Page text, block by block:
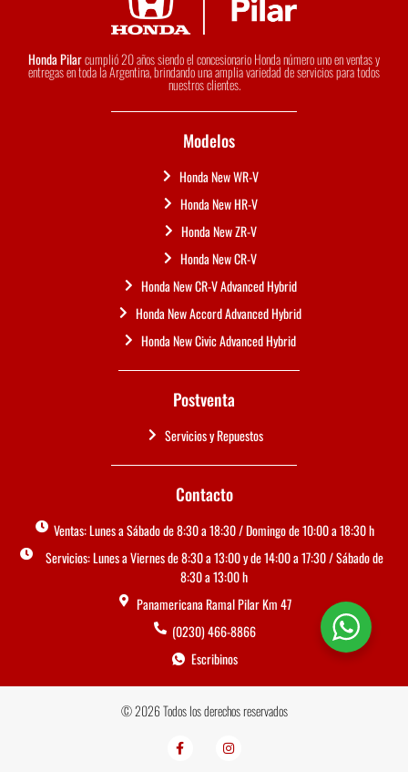
Honda Pilarcumplió 20 años siendo el concesionario Honda número uno en ventas y
entregas en toda la Argentina, brindando una amplia variedad de servicios para todos
nuestros clientes.
Modelos
Honda New WR-V
Honda New HR-V
Honda New ZR-V
Honda New CR-V
Honda New CR-V Advanced Hybrid
Honda New Accord Advanced Hybrid
Honda New Civic Advanced Hybrid
Postventa
Servicios y Repuestos
Contacto
Ventas: Lunes a Sábado de 8:30 a 18:30 / Domingo de 10:00 a 18:30 h
Servicios: Lunes a Viernes de 8:30 a 13:00 y de 14:00 a 17:30 / Sábado de
8:30 a 13:00 h
Panamericana Ramal Pilar Km 47
(0230) 466-8866
Escribinos
© 2026 Todos los derechos reservados